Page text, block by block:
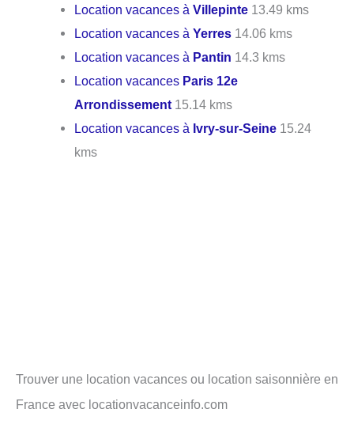
Location vacances àVillepinte 13.49 kms
Location vacances àYerres 14.06 kms
Location vacances à Pantin 14.3 kms
Location vacances Paris 12e
Arrondissement 15.14 kms
Location vacances à Ivry-sur-Seine 15.24
kms
Trouver une location vacances ou location saisonnière en
France avec locationvacanceinfo.com